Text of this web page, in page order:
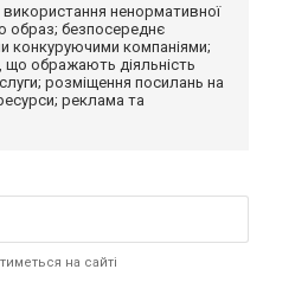
використання ненормативної
образ; безпосереднє
конкуруючими компаніями;
що ображають діяльність
розміщення посилань на
реклама та
на сайті